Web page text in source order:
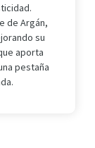
de Argán,
su
aporta
pestaña